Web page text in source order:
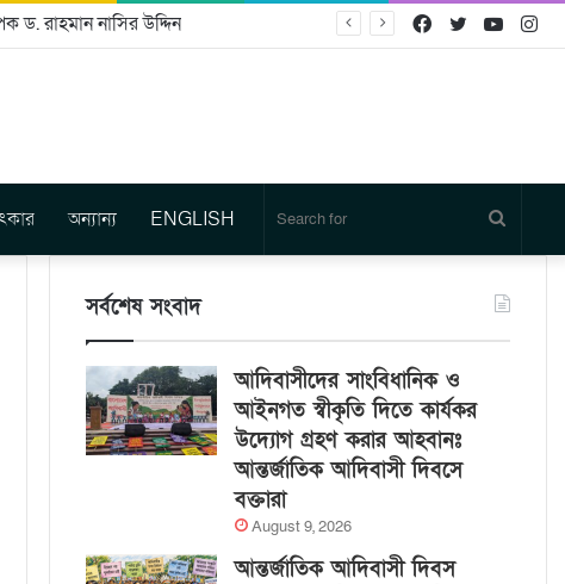
ড. রাহমান নাসির উদ্দিন Twitter
Facebook
অন্যান্য ENGLISH
for
সর্বশেষ সংবাদ
আদিবাসীদের সাংবিধানিক ও
আইনগত স্বীকৃতি দিতে কার্যকর
উদ্যোগ গ্রহণ করার আহবানঃ
আন্তর্জাতিক আদিবাসী দিবসে
বক্তারা
August 9, 2026
আন্তর্জাতিক আদিবাসী দিবস